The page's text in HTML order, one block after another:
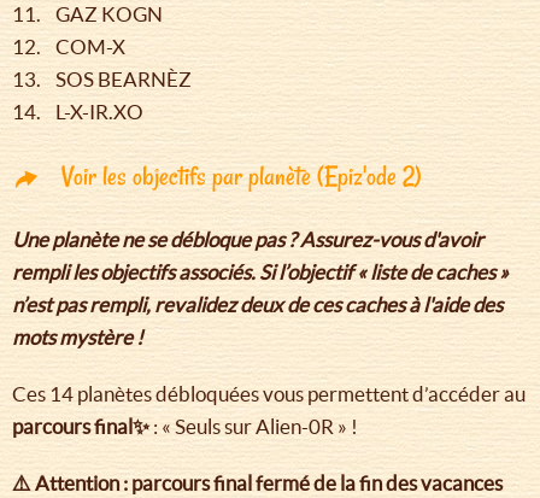
11. GAZ KOGN
12. COM-X
13. SOS BEARNÈZ
14. L-X-IR.XO
Voir les objectifs par planète (Epiz'ode 2)
Une planète ne se débloque pas ? Assurez-vous d'avoir
rempli les objectifs associés. Si l’objectif « liste de caches »
n’est pas rempli, revalidez deux de ces caches à l'aide des
mots mystère !
Ces 14 planètes débloquées vous permettent d’accéder au
parcours final✨: « Seuls sur Alien-0R » !
⚠️ Attention : parcours final fermé de la fin des vacances